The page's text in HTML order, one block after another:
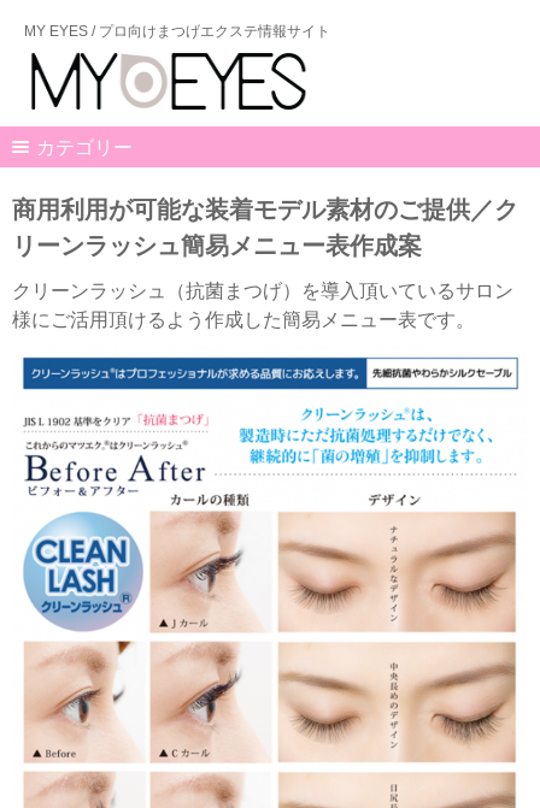
MY EYES / プロ向けまつげエクステ情報サイト
カテゴリー
商用利用が可能な装着モデル素材のご提供／ク
リーンラッシュ簡易メニュー表作成案
クリーンラッシュ（抗菌まつげ）を導入頂いているサロン
様にご活用頂けるよう作成した簡易メニュー表です。